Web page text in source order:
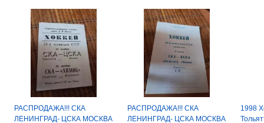
РАСПРОДАЖА!!! СКА
ЛЕНИНГРАД- ЦСКА МОСКВА
РАСПРОДАЖА!!! СКА
ЛЕНИНГРАД- ЦСКА МОСКВА
1998